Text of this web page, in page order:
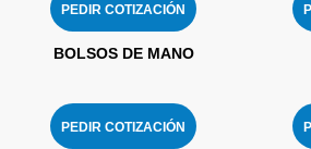
PEDIR COTIZACIÓN
BOLSOS DE MANO
PEDIR COTIZACIÓN